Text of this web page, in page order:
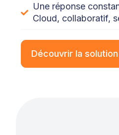
Une réponse
Cloud, collaboratif,
Découvrir la solution